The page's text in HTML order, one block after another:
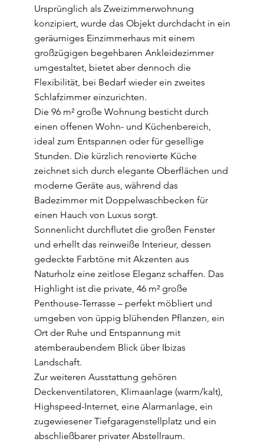
Ursprünglich als Zweizimmerwohnung
konzipiert, wurde das Objekt durchdacht in ein
geräumiges Einzimmerhaus mit einem
großzügigen begehbaren Ankleidezimmer
umgestaltet, bietet aber dennoch die
Flexibilität, bei Bedarf wieder ein zweites
Schlafzimmer einzurichten.
Die 96 m² große Wohnung besticht durch
einen offenen Wohn- und Küchenbereich,
ideal zum Entspannen oder für gesellige
Stunden. Die kürzlich renovierte Küche
zeichnet sich durch elegante Oberflächen und
moderne Geräte aus, während das
Badezimmer mit Doppelwaschbecken für
einen Hauch von Luxus sorgt.
Sonnenlicht durchflutet die großen Fenster
und erhellt das reinweiße Interieur, dessen
gedeckte Farbtöne mit Akzenten aus
Naturholz eine zeitlose Eleganz schaffen. Das
Highlight ist die private, 46 m² große
Penthouse-Terrasse – perfekt möbliert und
umgeben von üppig blühenden Pflanzen, ein
Ort der Ruhe und Entspannung mit
atemberaubendem Blick über Ibizas
Landschaft.
Zur weiteren Ausstattung gehören
Deckenventilatoren, Klimaanlage (warm/kalt),
Highspeed-Internet, eine Alarmanlage, ein
zugewiesener Tiefgaragenstellplatz und ein
abschließbarer privater Abstellraum.